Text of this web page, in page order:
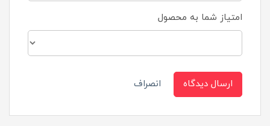
امتیاز شما به محصول
ارسال دیدگاه انصراف